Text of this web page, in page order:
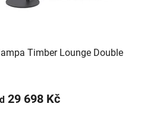
Timber Lounge Double
29 698 Kč